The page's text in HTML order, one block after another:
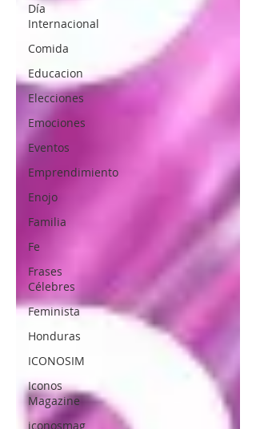
Día
Internacional
Comida
Educacion
Elecciones
Emociones
Eventos
Emprendimiento
Enojo
Familia
Fe
Frases
Célebres
Feminista
Honduras
ICONOSIM
Iconos
Magazine
iconosmag